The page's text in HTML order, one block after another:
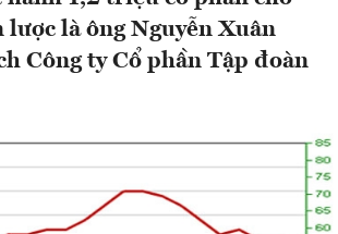
lược là ông Nguyễn Xuân
Công ty Cổ phần Tập đoàn